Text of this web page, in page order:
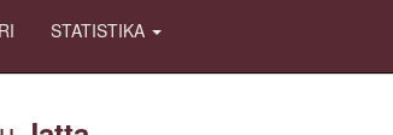
STATISTIKA